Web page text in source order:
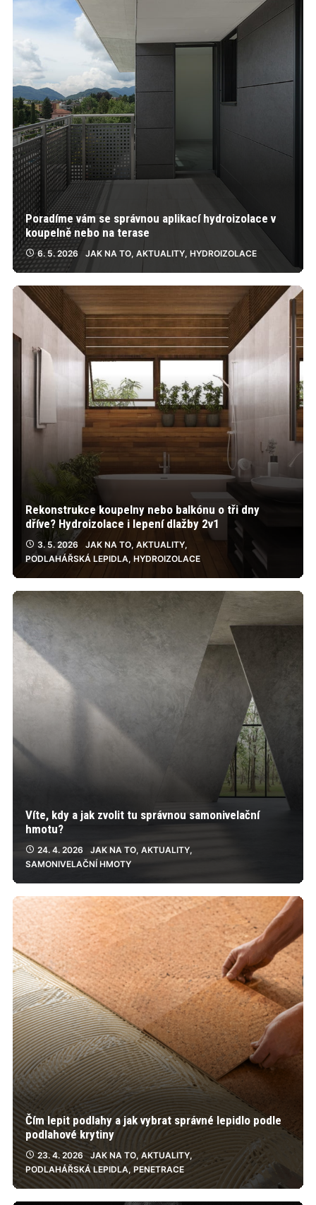
Poradíme vám se správnou aplikací hydroizolace v
koupelně nebo na terase
6. 5. 2026 JAK NA TO, AKTUALITY, HYDROIZOLACE
Rekonstrukce koupelny nebo balkónu o tři dny
dříve? Hydroizolace i lepení dlažby 2v1
3. 5. 2026 JAK NA TO, AKTUALITY,
PODLAHÁŘSKÁ LEPIDLA, HYDROIZOLACE
Víte, kdy a jak zvolit tu správnou samonivelační
hmotu?
24. 4. 2026 JAK NA TO, AKTUALITY,
SAMONIVELAČNÍ HMOTY
Čím lepit podlahy a jak vybrat správné lepidlo podle
podlahové krytiny
23. 4. 2026 JAK NA TO, AKTUALITY,
PODLAHÁŘSKÁ LEPIDLA, PENETRACE